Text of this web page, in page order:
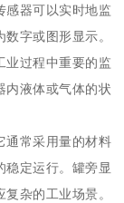
感器可以实时地监
字或图形显示。
业过程中重要的监
内液体或气体的状
通常采用量的材料
稳定运行。罐旁显
杂的工业场景。